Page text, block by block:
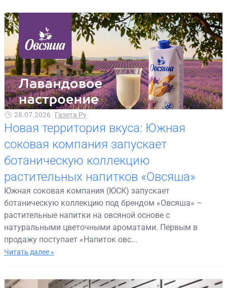
28.07.2026 Газета Ру
Новая территория вкуса: Южная
соковая компания запускает
ботаническую коллекцию
растительных напитков «Овсяша»
Южная соковая компания (ЮСК) запускает
ботаническую коллекцию под брендом «Овсяша» –
растительные напитки на овсяной основе с
натуральными цветочными ароматами. Первым в
продажу поступает «Напиток овс...
Читать далее »